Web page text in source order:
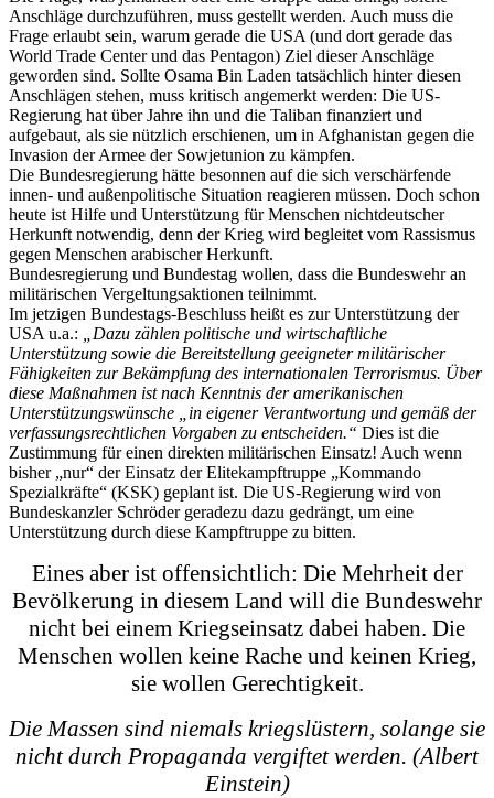
Anschläge durchzuführen, muss gestellt werden. Auch muss die
Frage erlaubt sein, warum gerade die USA (und dort gerade das
World Trade Center und das Pentagon) Ziel dieser Anschläge
geworden sind. Sollte Osama Bin Laden tatsächlich hinter diesen
Anschlägen stehen, muss kritisch angemerkt werden: Die US-
Regierung hat über Jahre ihn und die Taliban finanziert und
aufgebaut, als sie nützlich erschienen, um in Afghanistan gegen die
Invasion der Armee der Sowjetunion zu kämpfen.
Die Bundesregierung hätte besonnen auf die sich verschärfende
innen- und außenpolitische Situation reagieren müssen. Doch schon
heute ist Hilfe und Unterstützung für Menschen nichtdeutscher
Herkunft notwendig, denn der Krieg wird begleitet vom Rassismus
gegen Menschen arabischer Herkunft.
Bundesregierung und Bundestag wollen, dass die Bundeswehr an
militärischen Vergeltungsaktionen teilnimmt.
Im jetzigen Bundestags-Beschluss heißt es zur Unterstützung der
USA u.a.: „Dazu zählen politische und wirtschaftliche
Unterstützung sowie die Bereitstellung geeigneter militärischer
Fähigkeiten zur Bekämpfung des internationalen Terrorismus. Über
diese Maßnahmen ist nach Kenntnis der amerikanischen
Unterstützungswünsche „in eigener Verantwortung und gemäß der
verfassungsrechtlichen Vorgaben zu entscheiden.“ Dies ist die
Zustimmung für einen direkten militärischen Einsatz! Auch wenn
bisher „nur“ der Einsatz der Elitekampftruppe „Kommando
Spezialkräfte“ (KSK) geplant ist. Die US-Regierung wird von
Bundeskanzler Schröder geradezu dazu gedrängt, um eine
Unterstützung durch diese Kampftruppe zu bitten.
Eines aber ist offensichtlich: Die Mehrheit der
Bevölkerung in diesem Land will die Bundeswehr
nicht bei einem Kriegseinsatz dabei haben. Die
Menschen wollen keine Rache und keinen Krieg,
sie wollen Gerechtigkeit.
Die Massen sind niemals kriegslüstern, solange sie
nicht durch Propaganda vergiftet werden. (Albert
Einstein)